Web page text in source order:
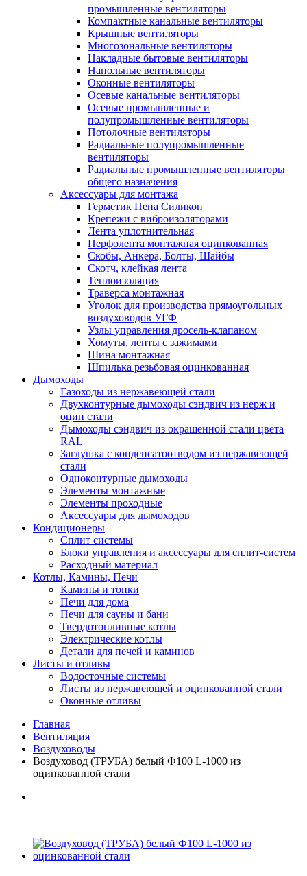
промышленные вентиляторы
Компактные канальные вентиляторы
Крышные вентиляторы
Многозональные вентиляторы
Накладные бытовые вентиляторы
Напольные вентиляторы
Оконные вентиляторы
Осевые канальные вентиляторы
Осевые промышленные и
полупромышленные вентиляторы
Потолочные вентиляторы
Радиальные полупромышленные
вентиляторы
Радиальные промышленные вентиляторы
общего назначения
Аксессуары для монтажа
Герметик Пена Силикон
Крепежи с виброизоляторами
Лента уплотнительная
Перфолента монтажная оцинкованная
Скобы, Анкера, Болты, Шайбы
Скотч, клейкая лента
Теплоизоляция
Траверса монтажная
Уголок для производства прямоугольных
воздуховодов УГФ
Узлы управления дросель-клапаном
Хомуты, ленты с зажимами
Шина монтажная
Шпилька резьбовая оцинкованная
Дымоходы
Газоходы из нержавеющей стали
Двухконтурные дымоходы сэндвич из нерж и
оцин стали
Дымоходы сэндвич из окрашенной стали цвета
RAL
Заглушка с конденсатоотводом из нержавеющей
стали
Одноконтурные дымоходы
Элементы монтажные
Элементы проходные
Аксессуары для дымоходов
Кондиционеры
Сплит системы
Блоки управления и аксессуары для сплит-систем
Расходный материал
Котлы, Камины, Печи
Камины и топки
Печи для дома
Печи для сауны и бани
Твердотопливные котлы
Электрические котлы
Детали для печей и каминов
Листы и отливы
Водосточные системы
Листы из нержавеющей и оцинкованной стали
Оконные отливы
Главная
Вентиляция
Воздуховоды
Воздуховод (ТРУБА) белый Ф100 L-1000 из
оцинкованной стали